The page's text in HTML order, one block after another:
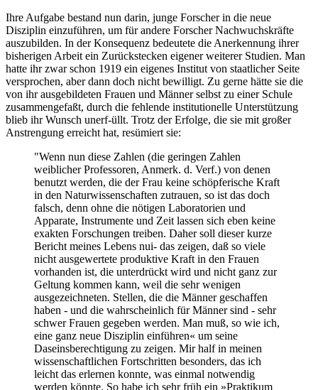
Ihre Aufgabe bestand nun darin, junge Forscher in die neue
Disziplin einzuführen, um für andere Forscher Nachwuchskräfte
auszubilden. In der Konsequenz bedeutete die Anerkennung ihrer
bisherigen Arbeit ein Zurückstecken eigener weiterer Studien. Man
hatte ihr zwar schon 1919 ein eigenes Institut von staatlicher Seite
versprochen, aber dann doch nicht bewilligt. Zu gerne hätte sie die
von ihr ausgebildeten Frauen und Männer selbst zu einer Schule
zusammengefaßt, durch die fehlende institutionelle Unterstützung
blieb ihr Wunsch unerf-üllt. Trotz der Erfolge, die sie mit großer
Anstrengung erreicht hat, resümiert sie:
"Wenn nun diese Zahlen (die geringen Zahlen
weiblicher Professoren, Anmerk. d. Verf.) von denen
benutzt werden, die der Frau keine schöpferische Kraft
in den Naturwissenschaften zutrauen, so ist das doch
falsch, denn ohne die nötigen Laboratorien und
Apparate, Instrumente und Zeit lassen sich eben keine
exakten Forschungen treiben. Daher soll dieser kurze
Bericht meines Lebens nui- das zeigen, daß so viele
nicht ausgewertete produktive Kraft in den Frauen
vorhanden ist, die unterdrückt wird und nicht ganz zur
Geltung kommen kann, weil die sehr wenigen
ausgezeichneten. Stellen, die die Männer geschaffen
haben - und die wahrscheinlich für Männer sind - sehr
schwer Frauen gegeben werden. Man muß, so wie ich,
eine ganz neue Disziplin einführen« um seine
Daseinsberechtigung zu zeigen. Mir half in meinen
wissenschaftlichen Fortschritten besonders, das ich
leicht das erlernen konnte, was einmal notwendig
werden könnte. So habe ich sehr früh ein »Praktikum